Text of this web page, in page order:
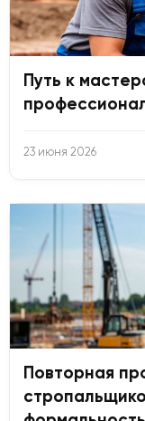
Путь к
23 июня 2026
Повторная